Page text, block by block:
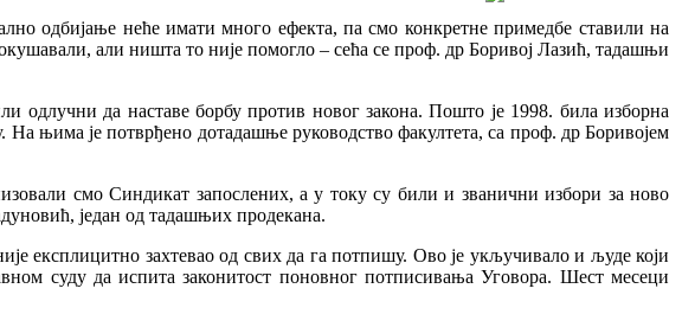
одбијање неће имати много ефекта, па смо конкретне примедбе ставили на
али ништа то није помогло – сећа се проф. др Боривој Лазић, тадашњи
одлучни да наставе борбу против новог закона. Пошто је 1998. била изборна
На њима је потврђено дотадашње руководство факултета, са проф. др Боривојем
смо Синдикат запослених, а у току су били и званични избори за ново
један од тадашњих продекана.
експлицитно захтевао од свих да га потпишу. Ово је укључивало и људе који
суду да испита законитост поновног потписивања Уговора. Шест месеци